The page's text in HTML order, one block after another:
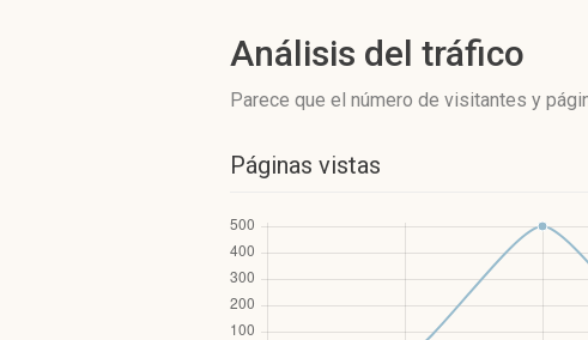
Análisis del tráfico
Parece que el número de visitantes y
Páginas vistas